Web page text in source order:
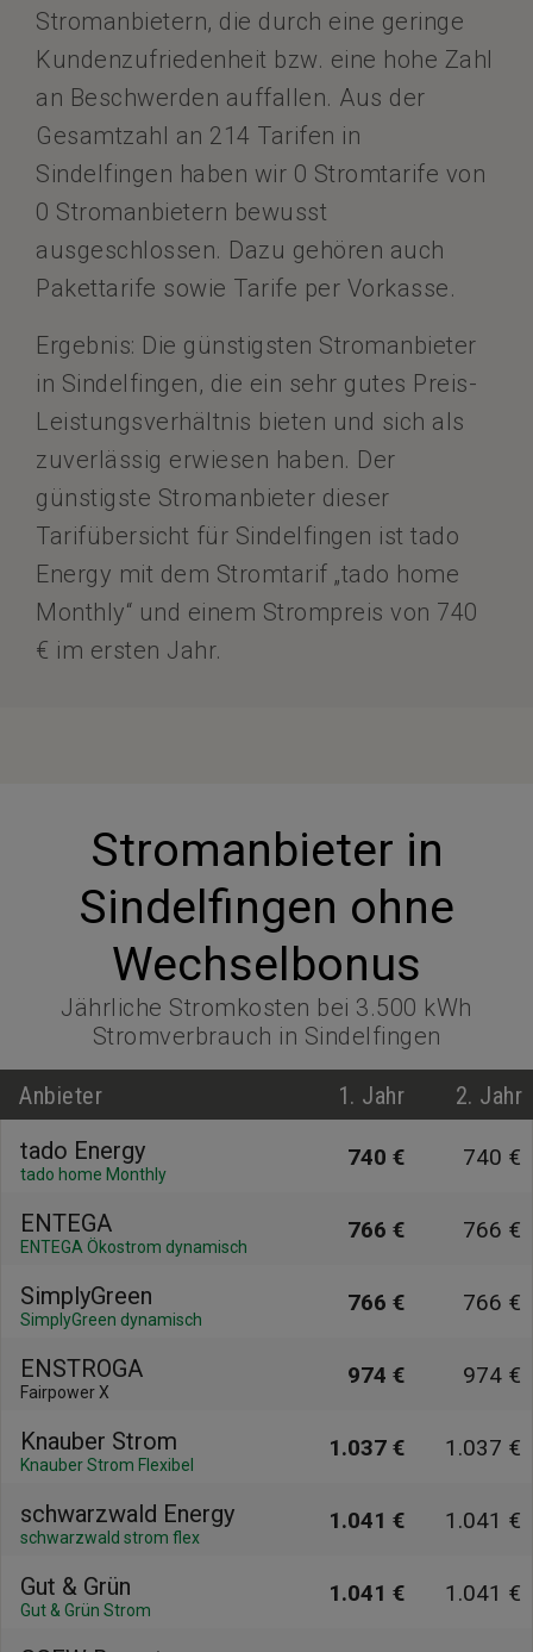
Stromanbietern, die durch eine geringe
Kundenzufriedenheit bzw. eine hohe Zahl
an Beschwerden auffallen. Aus der
Gesamtzahl an 214 Tarifen in
Sindelfingen haben wir 0 Stromtarife von
0 Stromanbietern bewusst
ausgeschlossen. Dazu gehören auch
Pakettarife sowie Tarife per Vorkasse.
Ergebnis: Die günstigsten Stromanbieter
in Sindelfingen, die ein sehr gutes Preis-
Leistungsverhältnis bieten und sich als
zuverlässig erwiesen haben. Der
günstigste Stromanbieter dieser
Tarifübersicht für Sindelfingen ist tado
Energy mit dem Stromtarif „tado home
Monthly“ und einem Strompreis von 740
€ im ersten Jahr.
Stromanbieter in
Sindelfingen ohne
Wechselbonus
Jährliche Stromkosten bei 3.500 kWh
Stromverbrauch in Sindelfingen
Anbieter 1. Jahr
2. Jahr
tado Energy
tado home Monthly
740 € 740 €
ENTEGA
ENTEGA Ökostrom dynamisch
766 € 766 €
SimplyGreen
SimplyGreen dynamisch
766 € 766 €
ENSTROGA
Fairpower X
974 € 974 €
Knauber Strom
Knauber Strom Flexibel
1.037 € 1.037 €
schwarzwald Energy
schwarzwald strom flex
1.041 € 1.041 €
Gut & Grün
Gut & Grün Strom
1.041 € 1.041 €